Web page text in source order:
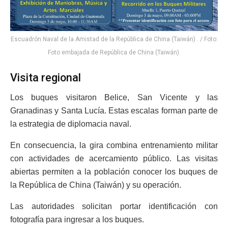
Escuadrón Naval de la Amistad de la República de China (Taiwán) . / Foto:
Foto embajada de República de China (Taiwán).
Visita regional
Los buques visitaron Belice, San Vicente y las
Granadinas y Santa Lucía. Estas escalas forman parte de
la estrategia de diplomacia naval.
En consecuencia, la gira combina entrenamiento militar
con actividades de acercamiento público. Las visitas
abiertas permiten a la población conocer los buques de
la República de China (Taiwán) y su operación.
Las autoridades solicitan portar identificación con
fotografía para ingresar a los buques.